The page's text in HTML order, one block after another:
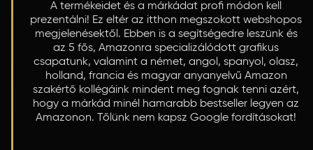
A termékeidet és a márkádat profi módon kell
prezentálni! Ez eltér az itthon megszokott webshopos
megjelenésektől. Ebben is a segítségedre leszünk és
az 5 fős, Amazonra specializálódott grafikus
csapatunk, valamint a német, angol, spanyol, olasz,
holland, francia és magyar anyanyelvű Amazon
szakértő kollégáink mindent meg fognak tenni azért,
hogy a márkád minél hamarabb bestseller legyen az
Amazonon. Tőlünk nem kapsz Google fordításokat!